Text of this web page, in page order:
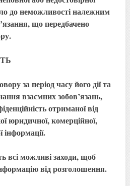
до неможливості належним
що передбачено
за період часу його дії та
взаємних зобов’язань,
отриманої від
юридичної, комерційної,
інформації.
всі можливі заходи, щоб
від розголошення.